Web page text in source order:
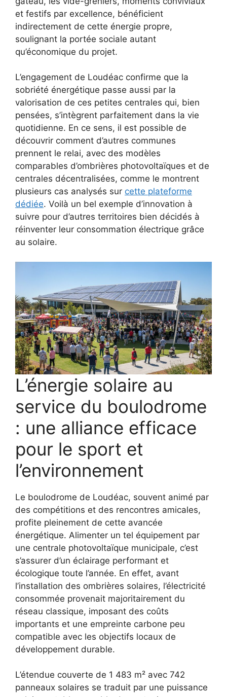
et festifs par excellence, bénéficient
indirectement de cette énergie propre,
soulignant la portée sociale autant
qu’économique du projet.
L’engagement de Loudéac confirme que la
sobriété énergétique passe aussi par la
valorisation de ces petites centrales qui, bien
pensées, s’intègrent parfaitement dans la vie
quotidienne. En ce sens, il est possible de
découvrir comment d’autres communes
prennent le relai, avec des modèles
comparables d’ombrières photovoltaïques et de
centrales décentralisées, comme le montrent
plusieurs cas analysés sur cette plateforme
dédiée. Voilà un bel exemple d’innovation à
suivre pour d’autres territoires bien décidés à
réinventer leur consommation électrique grâce
au solaire.
L’énergie solaire au
service du boulodrome
: une alliance efficace
pour le sport et
l’environnement
Le boulodrome de Loudéac, souvent animé par
des compétitions et des rencontres amicales,
profite pleinement de cette avancée
énergétique. Alimenter un tel équipement par
une centrale photovoltaïque municipale, c’est
s’assurer d’un éclairage performant et
écologique toute l’année. En effet, avant
l’installation des ombrières solaires, l’électricité
consommée provenait majoritairement du
réseau classique, imposant des coûts
importants et une empreinte carbone peu
compatible avec les objectifs locaux de
développement durable.
L’étendue couverte de 1 483 m² avec 742
panneaux solaires se traduit par une puissance